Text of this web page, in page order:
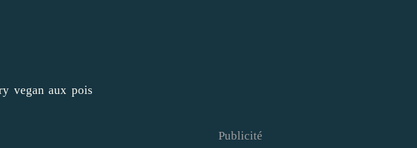
vegan aux pois
Publicité